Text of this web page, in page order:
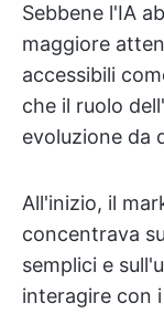
Sebbene l'IA
maggiore
accessibili
che il ruolo
evoluzione da
All'inizio, il
concentrava
semplici e
interagire con